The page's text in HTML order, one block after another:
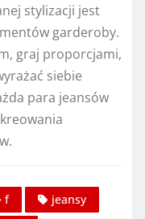
stylizacji jest
garderoby.
graj proporcjami,
siebie
para jeansów
f
jeansy